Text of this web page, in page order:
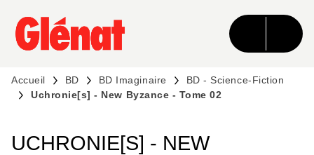
MENU RECHERCHE CONTENU
PIED DE PAGE
Accueil BD BD Imaginaire
BD - Science-Fiction
Uchronie[s] - New Byzance - Tome 02
UCHRONIE[S] - NEW